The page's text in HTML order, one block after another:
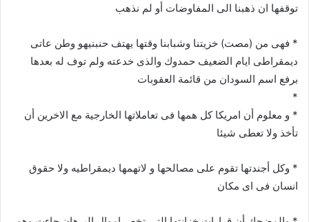
توقفها ان ذهبنا الى المفاوضات أو لم نذهب
* فهى من (مصت) خزيتنا وشبابنا وقتها يهتف حنبنيهو وطن عاتى
ديمقراطى ايام الضعيف حمدوك والذى خدعته ولم توف له بعدها
برفع اسم السودان من قائمة العقوبات
*
* و معلوم أن امريكا كل همها فى تعاملاتها الخارجية مع الاخرين أن
تأخذ ولا تعطى شيئا
* وكل أجندتها تقوم على مصالحها و لاتهمها ديمقراطيه ولا حقوق
انسان فى اى مكان